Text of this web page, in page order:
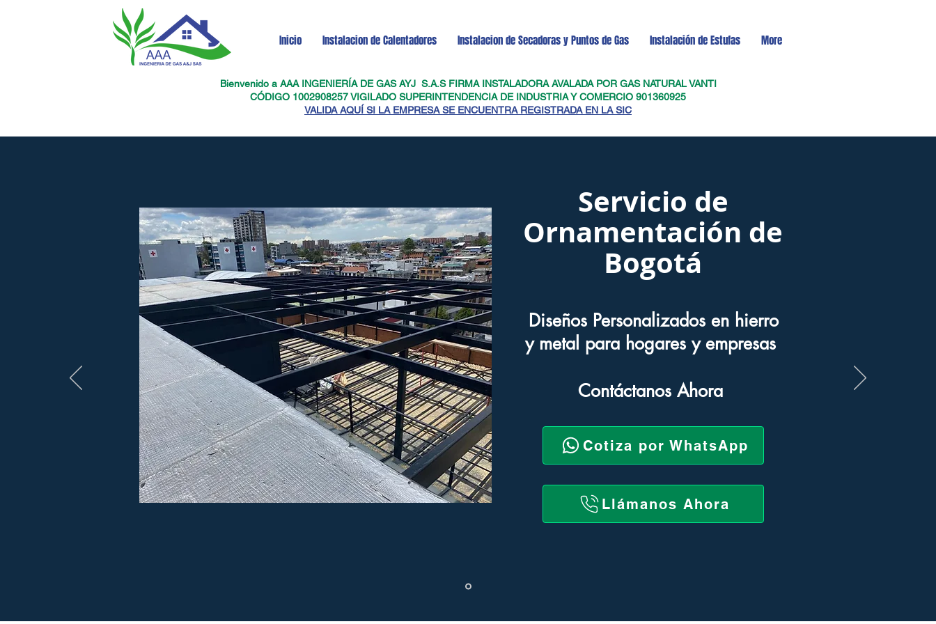
Inicio Instalacion de Calentadores Instalacion de Secadoras y Puntos de Gas Instalación de Estufas More
Bienvenido a AAA INGENIERÍA DE GAS AYJ S.A.S FIRMA INSTALADORA AVALADA POR GAS NATURAL VANTI
CÓDIGO 1002908257 VIGILADO SUPERINTENDENCIA DE INDUSTRIA Y COMERCIO 901360925
VALIDA AQUÍ SI LA EMPRESA SE ENCUENTRA REGISTRADA EN LA SIC
Servicio de
Ornamentación de
Bogotá
Diseños Personalizados en hierro
y metal para hogares y empresas
Contáctanos Ahora
Cotiza por WhatsApp
Llámanos Ahora